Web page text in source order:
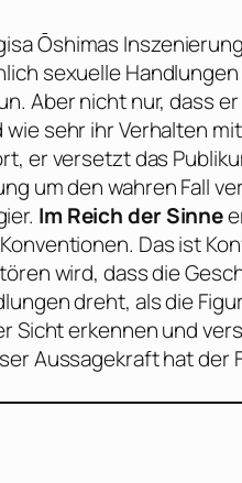
Ōshimas
sexuelle
Aber nicht nur, dass
sehr ihr Verhalten
er versetzt das
um den wahren Fall
Im Reich der Sinne
Das ist
wird, dass die
dreht, als die
Sicht erkennen und
Aussagekraft hat der